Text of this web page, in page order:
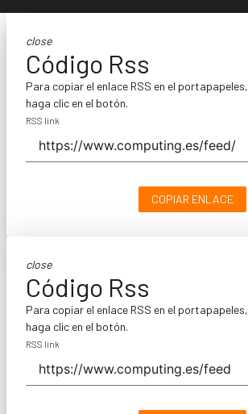
close
Código Rss
Para copiar el enlace RSS en el portapapeles,
haga clic en el botón.
RSS link
COPIAR ENLACE
close
Código Rss
Para copiar el enlace RSS en el portapapeles,
haga clic en el botón.
RSS link